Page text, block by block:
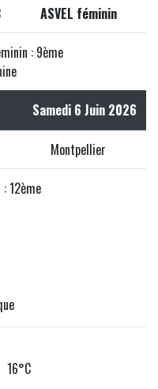
ASVEL féminin
: 9ème
Samedi 6 Juin 2026
Montpellier
12ème